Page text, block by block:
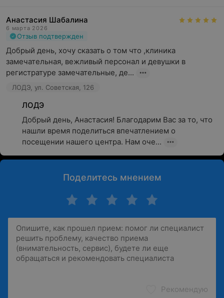
Анастасия Шабалина
6 марта 2026
Отзыв подтвержден
Добрый день, хочу сказать о том что ,клиника
замечательная, вежливый персонал и девушки в
регистратуре замечательные, де...
ЛОДЭ, ул. Советская, 126
ЛОДЭ
Добрый день, Анастасия! Благодарим Вас за то, что
нашли время поделиться впечатлением о
посещении нашего центра. Нам оче...
Поделитесь мнением
Рекомендую